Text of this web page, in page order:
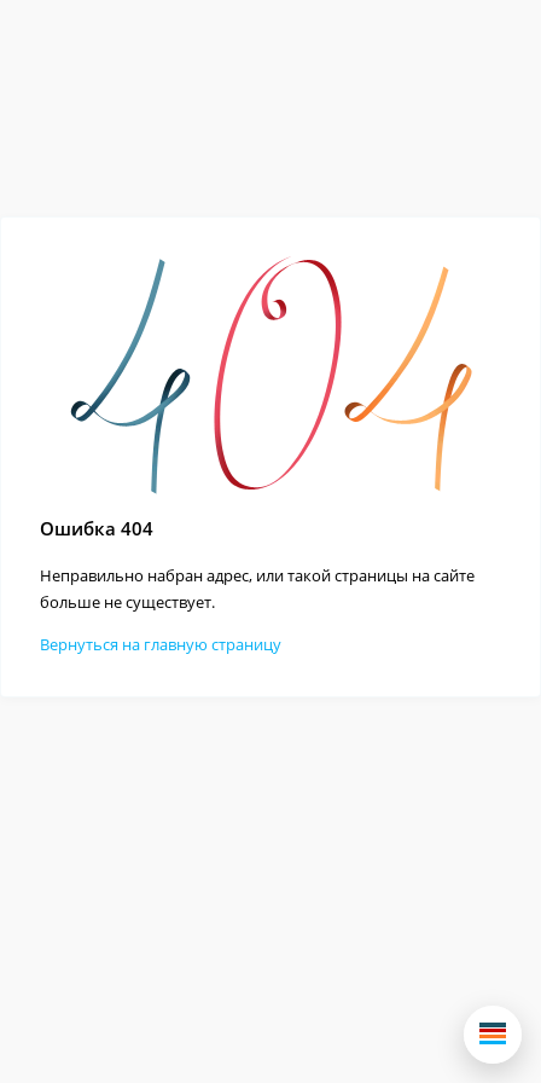
Ошибка 404
Неправильно набран адрес, или такой страницы на сайте
больше не существует.
Вернуться на главную страницу